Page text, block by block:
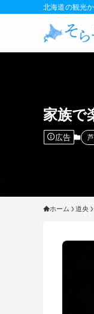
北海道の観光
家族で
広告
ホーム 道央